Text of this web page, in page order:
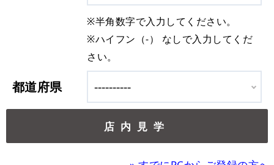
※半角数字で入力してください。
※ハイフン（-） なしで入力してくだ
さい。
都道府県